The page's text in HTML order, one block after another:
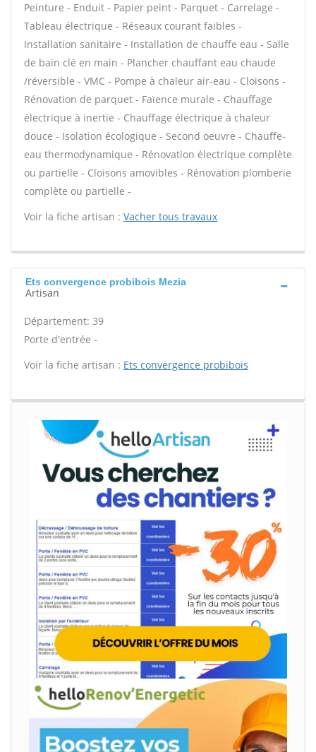
Peinture - Enduit - Papier peint - Parquet - Carrelage -
Tableau électrique - Réseaux courant faibles -
Installation sanitaire - Installation de chauffe eau - Salle
de bain clé en main - Plancher chauffant eau chaude
/réversible - VMC - Pompe à chaleur air-eau - Cloisons -
Rénovation de parquet - Faïence murale - Chauffage
électrique à inertie - Chauffage électrique à chaleur
douce - Isolation écologique - Second oeuvre - Chauffe-
eau thermodynamique - Rénovation électrique complète
ou partielle - Cloisons amovibles - Rénovation plomberie
complète ou partielle -
Voir la fiche artisan : Vacher tous travaux
Ets convergence probibois Mezia
Artisan
Département: 39
Porte d'entrée -
Voir la fiche artisan : Ets convergence probibois